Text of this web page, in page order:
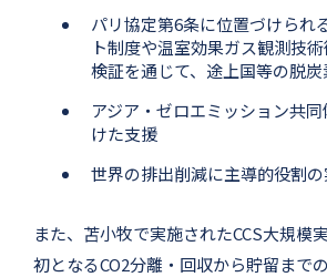
パリ協定第6条に位置づけられ
ト制度や温室効果ガス観測技
検証を通じて、途上国等の脱
アジア・ゼロエミッション共
けた支援
世界の排出削減に主導的役割
また、苫小牧で実施されたCCS大規模
初となるCO2分離・回収から貯留まで